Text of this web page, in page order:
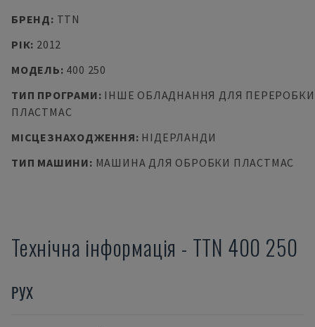
БРЕНД: TTN
РІК: 2012
МОДЕЛЬ: 400 250
ТИП ПРОГРАМИ: ІНШЕ ОБЛАДНАННЯ ДЛЯ ПЕРЕРОБКИ
ПЛАСТМАС
МІСЦЕЗНАХОДЖЕННЯ: НІДЕРЛАНДИ
ТИП МАШИНИ: МАШИНА ДЛЯ ОБРОБКИ ПЛАСТМАС
Технічна інформація - TTN 400 250
РУХ